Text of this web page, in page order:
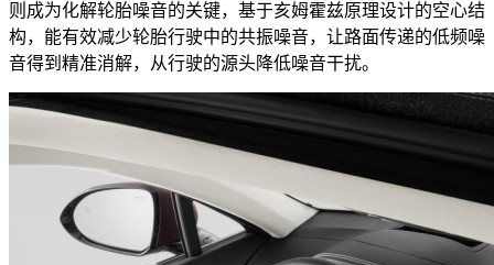
则成为化解轮胎噪音的关键，基于亥姆霍兹原理设计的空心结
构，能有效减少轮胎行驶中的共振噪音，让路面传递的低频噪
音得到精准消解，从行驶的源头降低噪音干扰。